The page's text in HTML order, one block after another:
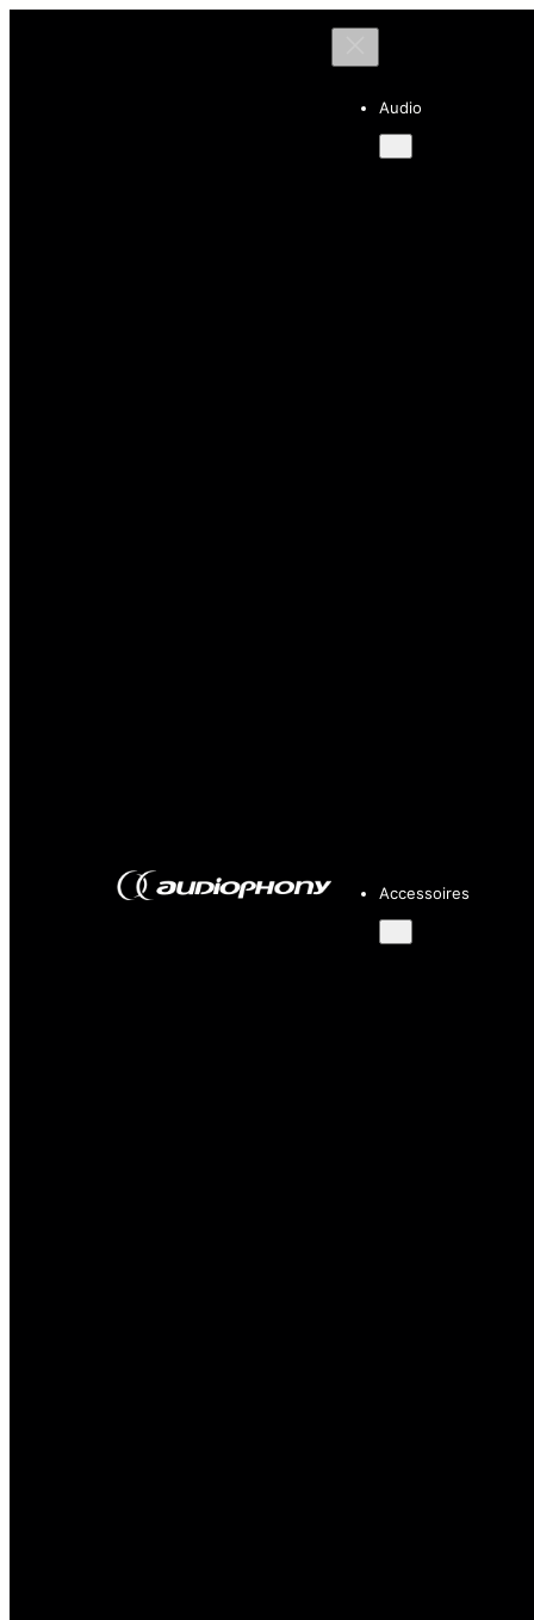
Audio
Accessoires